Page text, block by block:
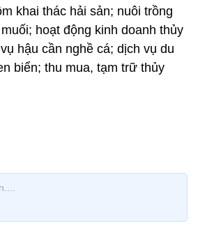
khai thác hải sản; nuôi trồng
hoạt động kinh doanh thủy
hậu cần nghề cá; dịch vụ du
biển; thu mua, tạm trữ thủy